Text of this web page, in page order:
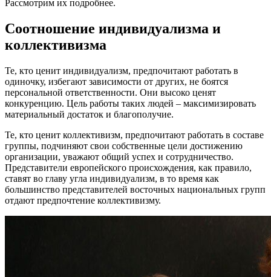
Рассмотрим их подробнее.
Соотношение индивидуализма и
коллективизма
Те, кто ценит индивидуализм, предпочитают работать в
одиночку, избегают зависимости от других, не боятся
персональной ответственности. Они высоко ценят
конкуренцию. Цель работы таких людей – максимизировать
материальный достаток и благополучие.
Те, кто ценит коллективизм, предпочитают работать в составе
группы, подчиняют свои собственные цели достижению
организации, уважают общий успех и сотрудничество.
Представители европейского происхождения, как правило,
ставят во главу угла индивидуализм, в то время как
большинство представителей восточных национальных групп
отдают предпочтение коллективизму.